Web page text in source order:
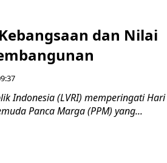
dan Nilai
Indonesia (LVRI) memperingati Hari
Panca Marga (PPM) yang...